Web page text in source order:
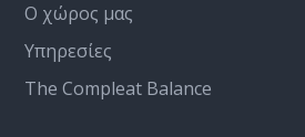
Ο χώρος μας
Υπηρεσίες
The Compleat Balance